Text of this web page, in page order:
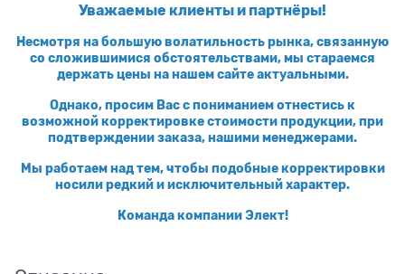
Уважаемые клиенты и партнёры!
Несмотря на большую волатильность рынка, связанную
со сложившимися обстоятельствами, мы стараемся
держать цены на нашем сайте актуальными.
Однако, просим Вас с пониманием отнестись к
возможной корректировке стоимости продукции, при
подтверждении заказа, нашими менеджерами.
Мы работаем над тем, чтобы подобные корректировки
носили редкий и исключительный характер.
Команда компании Элект!